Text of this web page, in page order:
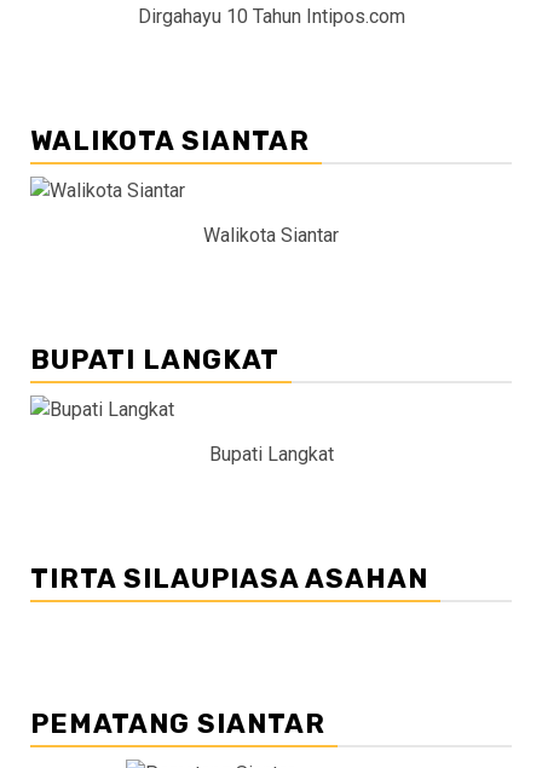
Dirgahayu 10 Tahun Intipos.com
WALIKOTA SIANTAR
Walikota Siantar
BUPATI LANGKAT
Bupati Langkat
TIRTA SILAUPIASA ASAHAN
PEMATANG SIANTAR